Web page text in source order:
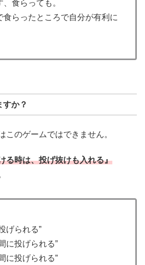
食らっても。
食らったところで自分が有利に
すか？
このゲームではできません。
る時は、投げ抜けも入れる』
げられる”
に投げられる”
に投げられる”